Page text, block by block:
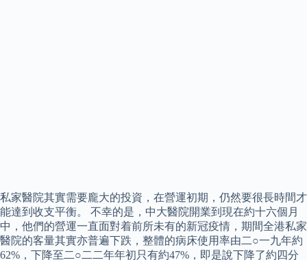
私家醫院其實需要龐大的投資，在營運初期，仍然要很長時間才
能達到收支平衡。 不幸的是，中大醫院開業到現在約十六個月
中，他們的營運一直面對着前所未有的新冠疫情，期間全港私家
醫院的客量其實亦普遍下跌，整體的病床使用率由二○一九年約
62%，下降至二○二二年年初只有約47%，即是說下降了約四分